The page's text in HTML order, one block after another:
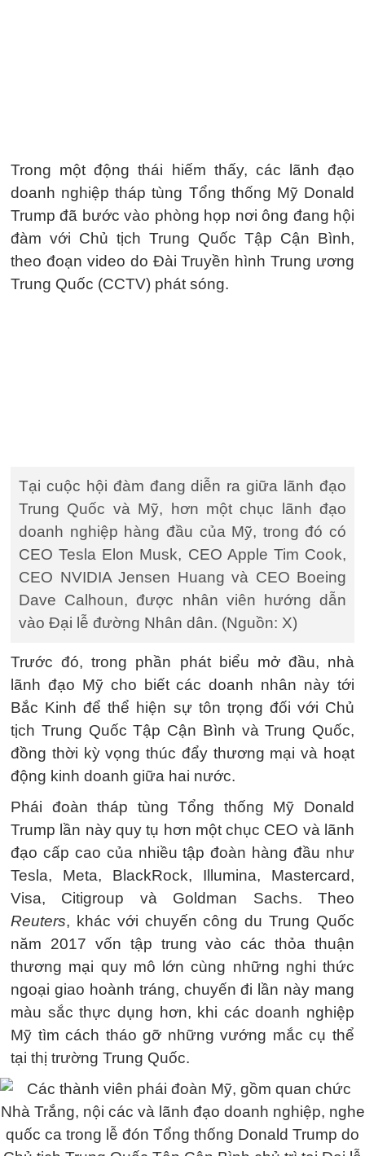
Trong một động thái hiếm thấy, các lãnh đạo
doanh nghiệp tháp tùng Tổng thống Mỹ Donald
Trump đã bước vào phòng họp nơi ông đang hội
đàm với Chủ tịch Trung Quốc Tập Cận Bình,
theo đoạn video do Đài Truyền hình Trung ương
Trung Quốc (CCTV) phát sóng.
Tại cuộc hội đàm đang diễn ra giữa lãnh đạo
Trung Quốc và Mỹ, hơn một chục lãnh đạo
doanh nghiệp hàng đầu của Mỹ, trong đó có
CEO Tesla Elon Musk, CEO Apple Tim Cook,
CEO NVIDIA Jensen Huang và CEO Boeing
Dave Calhoun, được nhân viên hướng dẫn
vào Đại lễ đường Nhân dân. (Nguồn: X)
Trước đó, trong phần phát biểu mở đầu, nhà
lãnh đạo Mỹ cho biết các doanh nhân này tới
Bắc Kinh để thể hiện sự tôn trọng đối với Chủ
tịch Trung Quốc Tập Cận Bình và Trung Quốc,
đồng thời kỳ vọng thúc đẩy thương mại và hoạt
động kinh doanh giữa hai nước.
Phái đoàn tháp tùng Tổng thống Mỹ Donald
Trump lần này quy tụ hơn một chục CEO và lãnh
đạo cấp cao của nhiều tập đoàn hàng đầu như
Tesla, Meta, BlackRock, Illumina, Mastercard,
Visa, Citigroup và Goldman Sachs. Theo
Reuters, khác với chuyến công du Trung Quốc
năm 2017 vốn tập trung vào các thỏa thuận
thương mại quy mô lớn cùng những nghi thức
ngoại giao hoành tráng, chuyến đi lần này mang
màu sắc thực dụng hơn, khi các doanh nghiệp
Mỹ tìm cách tháo gỡ những vướng mắc cụ thể
tại thị trường Trung Quốc.